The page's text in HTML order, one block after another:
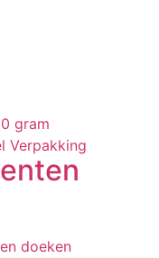
gram
Verpakking
doeken